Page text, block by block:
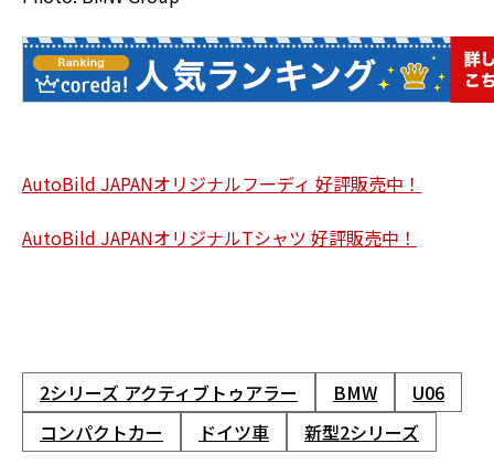
AutoBild JAPANオリジナルフーディ 好評販売中！
AutoBild JAPANオリジナルTシャツ 好評販売中！
2シリーズ アクティブトゥアラー BMW
U06
コンパクトカー
ドイツ車 新型2シリーズ